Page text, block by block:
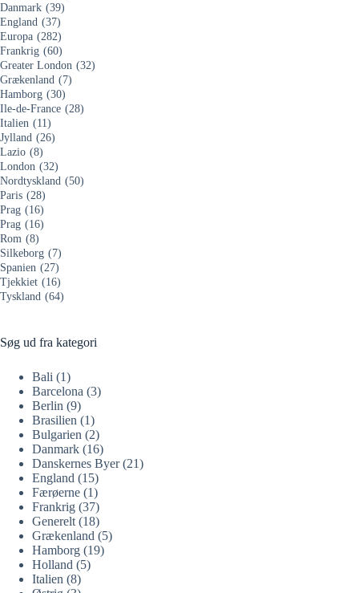
Danmark (39)
England (37)
Europa (282)
Frankrig (60)
Greater London (32)
Grækenland (7)
Hamborg (30)
Ile-de-France (28)
Italien (11)
Jylland (26)
Lazio (8)
London (32)
Nordtyskland (50)
Paris (28)
Prag (16)
Prag (16)
Rom (8)
Silkeborg (7)
Spanien (27)
Tjekkiet (16)
Tyskland (64)
Søg ud fra kategori
Bali (1)
Barcelona (3)
Berlin (9)
Brasilien (1)
Bulgarien (2)
Danmark (16)
Danskernes Byer(21)
England (15)
Færøerne (1)
Frankrig (37)
Generelt (18)
Grækenland (5)
Hamborg (19)
Holland (5)
Italien (8)